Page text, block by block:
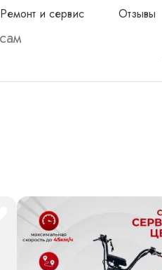
Ремонт и сервис Отзывы